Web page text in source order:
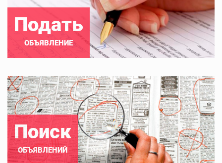
Подать
ОБЪЯВЛЕНИЕ
Поиск
ОБЪЯВЛЕНИЙ